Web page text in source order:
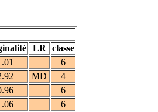
LR classe
6
MD 4
6
6